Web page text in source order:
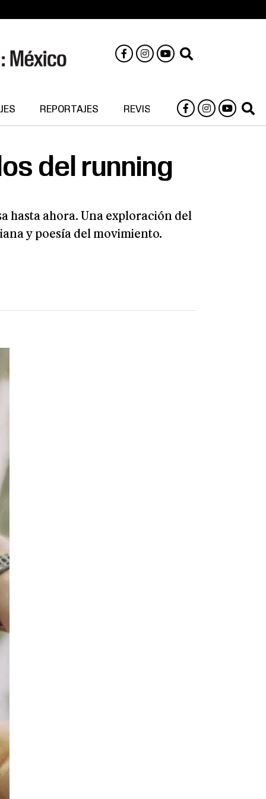
REPORTAJES REVISTA DIGITAL
del running
hasta ahora. Una exploración del
y poesía del movimiento.